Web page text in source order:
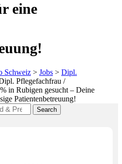
eine
Schweiz > Jobs > Dipl.
Pflegefachfrau /
in Rubigen gesucht – Deine
Patientenbetreuung!
Search